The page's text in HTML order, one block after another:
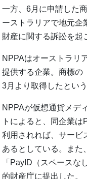
一方、6月に申請した
ーストラリアで地元企
財産に関する訴訟を起
NPPAはオーストラリ
提供する企業。商標の
3月より取得したという
NPPAが仮想通貨メデ
トによると、同企業
利用されれば、サービ
あるとしている。また
「PayID（スペースな
的財産庁に提出した。